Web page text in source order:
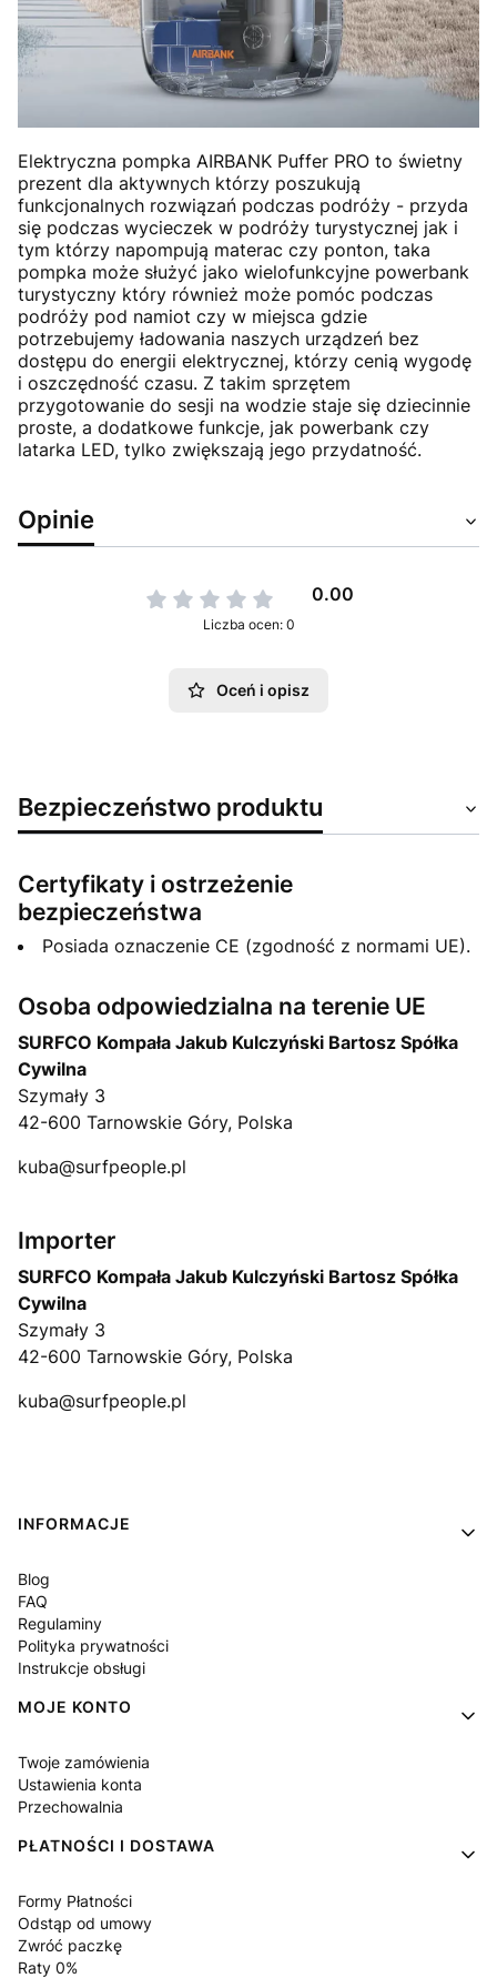
Elektryczna pompka AIRBANK Puffer PRO to świetny
prezent dla aktywnych którzy poszukują
funkcjonalnych rozwiązań podczas podróży - przyda
się podczas wycieczek w podróży turystycznej jak i
tym którzy napompują materac czy ponton, taka
pompka może służyć jako wielofunkcyjne powerbank
turystyczny który również może pomóc podczas
podróży pod namiot czy w miejsca gdzie
potrzebujemy ładowania naszych urządzeń bez
dostępu do energii elektrycznej, którzy cenią wygodę
i oszczędność czasu. Z takim sprzętem
przygotowanie do sesji na wodzie staje się dziecinnie
proste, a dodatkowe funkcje, jak powerbank czy
latarka LED, tylko zwiększają jego przydatność.
Opinie
0.00
Liczba ocen: 0
Oceń i opisz
Bezpieczeństwo produktu
Certyfikaty i ostrzeżenie
bezpieczeństwa
Posiada oznaczenie CE (zgodność z normami UE).
Osoba odpowiedzialna na terenie UE
SURFCO Kompała Jakub Kulczyński Bartosz Spółka
Cywilna
Szymały 3
42-600 Tarnowskie Góry, Polska
kuba@surfpeople.pl
Importer
SURFCO Kompała Jakub Kulczyński Bartosz Spółka
Cywilna
Szymały 3
42-600 Tarnowskie Góry, Polska
kuba@surfpeople.pl
Linki w stopce
INFORMACJE
Blog
FAQ
Regulaminy
Polityka prywatności
Instrukcje obsługi
MOJE KONTO
Twoje zamówienia
Ustawienia konta
Przechowalnia
PŁATNOŚCI I DOSTAWA
Formy Płatności
Odstąp od umowy
Zwróć paczkę
Raty 0%